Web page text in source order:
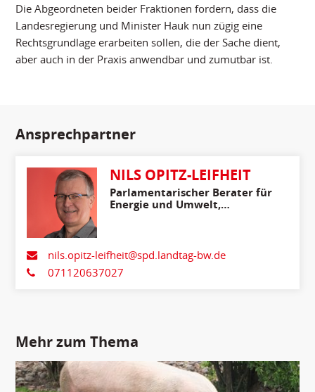
Die Abgeordneten beider Fraktionen fordern, dass die
Landesregierung und Minister Hauk nun zügig eine
Rechtsgrundlage erarbeiten sollen, die der Sache dient,
aber auch in der Praxis anwendbar und zumutbar ist.
Ansprechpartner
NILS OPITZ-LEIFHEIT
Parlamentarischer Berater für
Energie und Umwelt,
nils.opitz-leifheit@spd.landtag-bw.de
071120637027
Mehr zum Thema